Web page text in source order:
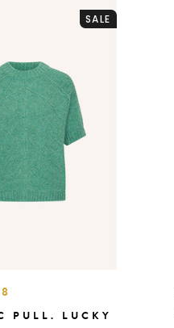
SALE
PULL. LUCKY